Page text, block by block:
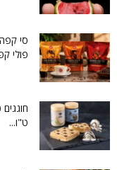
סי
פולי
ט"ו...